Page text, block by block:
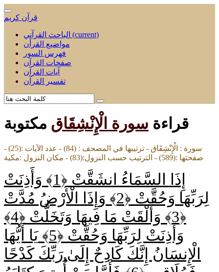
قرآن كريم
(current)
مواضيع القرأن
فهرس السور
صفحات القرآن
آيات القرآن
تفسير القرآن
قراءة سورة الْإِنْشِقَاق مكتوبة
سورة : الْإِنْشِقَاق - ترتيبها في المصحف : (84) - عدد الآيات :(25) -
صفحتها :(589) - الترتيب حسب النزول:(83) - مكان النزول :مكية
إِذَا السَّمَاءُ انشَقَّتْ ﴿1﴾
وَأَذِنَتْ
لِرَبِّهَا وَحُقَّتْ ﴿2﴾
وَإِذَا الْأَرْضُ مُدَّتْ
﴿3﴾
وَأَلْقَتْ مَا فِيهَا وَتَخَلَّتْ ﴿4﴾
وَأَذِنَتْ لِرَبِّهَا وَحُقَّتْ ﴿5﴾
يَا أَيُّهَا
الْإِنسَانُ إِنَّكَ كَادِحٌ إِلَىٰ رَبِّكَ كَدْحًا